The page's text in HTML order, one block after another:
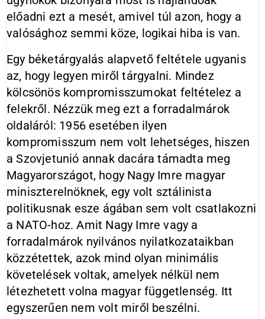
előadni ezt a mesét, amivel túl azon, hogy a
valósághoz semmi köze, logikai hiba is van.
Egy béketárgyalás alapvető feltétele ugyanis
az, hogy legyen miről tárgyalni. Mindez
kölcsönös kompromisszumokat feltételez a
felekről. Nézzük meg ezt a forradalmárok
oldaláról: 1956 esetében ilyen
kompromisszum nem volt lehetséges, hiszen
a Szovjetunió annak dacára támadta meg
Magyarországot, hogy Nagy Imre magyar
miniszterelnöknek, egy volt sztálinista
politikusnak esze ágában sem volt csatlakozni
a NATO-hoz. Amit Nagy Imre vagy a
forradalmárok nyilvános nyilatkozataikban
közzétettek, azok mind olyan minimális
követelések voltak, amelyek nélkül nem
létezhetett volna magyar függetlenség. Itt
egyszerűen nem volt miről beszélni.